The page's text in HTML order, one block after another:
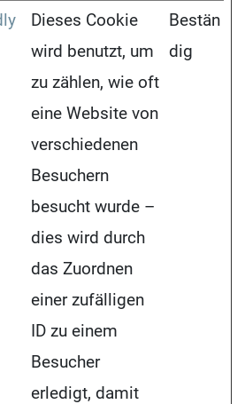
Dieses Cookie
wird benutzt, um
zu zählen, wie oft
eine Website von
verschiedenen
Besuchern
besucht wurde –
dies wird durch
das Zuordnen
einer zufälligen
ID zu einem
Besucher
erledigt, damit
Bestän
dig